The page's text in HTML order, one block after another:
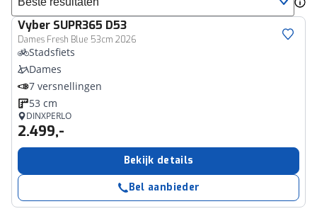
Sorteer resultaten
Vyber SUPR365 D53
Dames Fresh Blue 53cm 2026
Stadsfiets
Dames
7 versnellingen
53 cm
DINXPERLO
2.499,-
Bekijk details
Bel aanbieder